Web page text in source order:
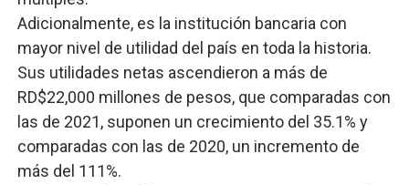
Adicionalmente, es la institución bancaria con
mayor nivel de utilidad del país en toda la historia.
Sus utilidades netas ascendieron a más de
RD$22,000 millones de pesos, que comparadas con
las de 2021, suponen un crecimiento del 35.1% y
comparadas con las de 2020, un incremento de
más del 111%.